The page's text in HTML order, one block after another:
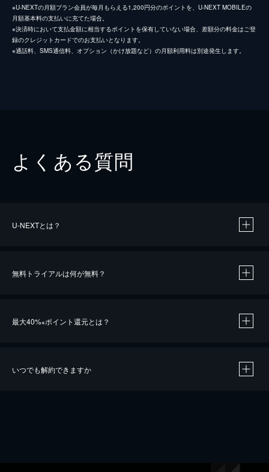
※U-NEXTの月額プラン会員が毎月もらえる1,200円分のポイントを、U-NEXT MOBILEの
月額基本料の支払いに充てた場合。
※決済時において支払金額に相当するポイントを保有していない場合、差額分の料金はご登
録のクレジットカードでのお支払いとなります。
※通話料、SMS通信料、オプション（かけ放題など）の月額利用料は別途発生します。
よくある質問
U-NEXTとは？
無料トライアルは何が無料？
最大40%※ポイント還元とは？
いつでも解約できますか